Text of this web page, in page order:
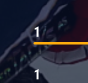
1
1